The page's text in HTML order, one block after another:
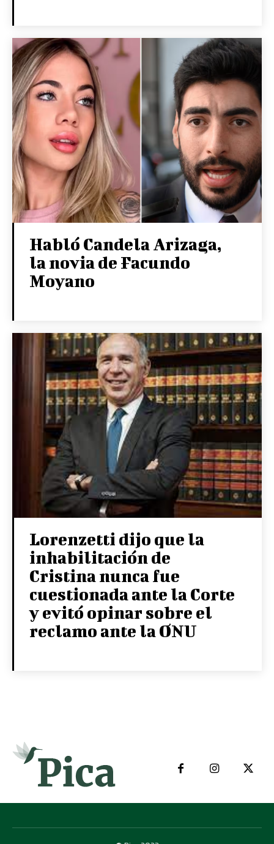
Habló Candela Arizaga,
la novia de Facundo
Moyano
Lorenzetti dijo que la
inhabilitación de
Cristina nunca fue
cuestionada ante la Corte
y evitó opinar sobre el
reclamo ante la ONU